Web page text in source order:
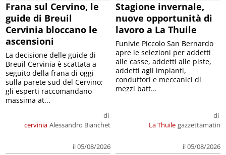
Frana sul Cervino, le
guide di Breuil
Cervinia bloccano le
ascensioni
cervinia
di
Alessandro Bianchet
il 05/08/2026
La decisione delle guide di
Breuil Cervinia è scattata a
seguito della frana di oggi
sulla parete sud del Cervino;
gli esperti raccomandano
massima at...
Stagione invernale,
nuove opportunità di
lavoro a La Thuile
La Thuile
di
gazzettamatin
il 05/08/2026
Funivie Piccolo San Bernardo
apre le selezioni per addetti
alle casse, addetti alle piste,
addetti agli impianti,
conduttori e meccanici di
mezzi batt...